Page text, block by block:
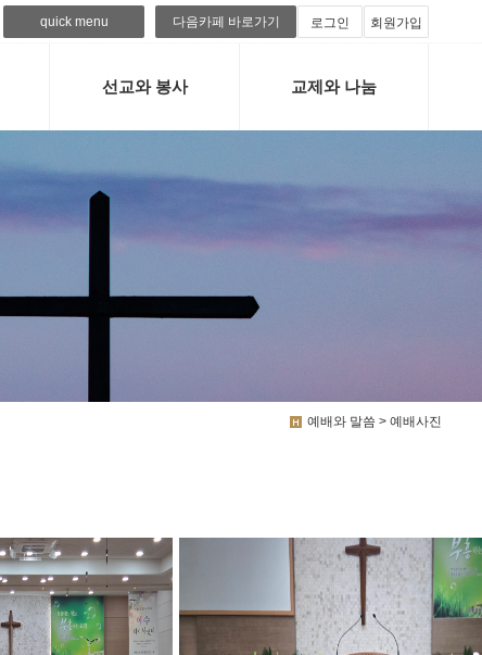
quick menu 다음카페 바로가기 로그인 회원가입
선교와 봉사 교제와 나눔
예배와 말씀 > 예배사진